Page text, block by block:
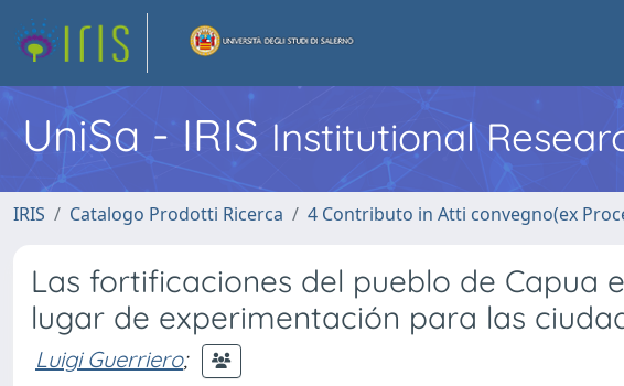
UniSa - IRIS Institutional
IRIS Catalogo Prodotti Ricerca 4 Contributo in Atti convegno(ex
Las fortificaciones del pueblo de Capua
lugar de experimentación para las
Luigi Guerriero;